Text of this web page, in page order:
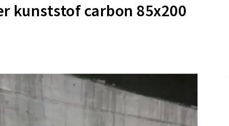
kunststof carbon 85x200